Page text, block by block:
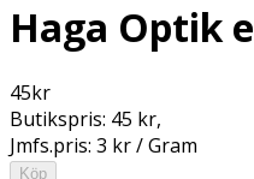
Haga Optik
45kr
Butikspris: 45 kr,
Jmfs.pris: 3 kr / Gram
Köp